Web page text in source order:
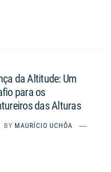
da Altitude: Um
para os
das Alturas
BY MAURÍCIO UCHÔA